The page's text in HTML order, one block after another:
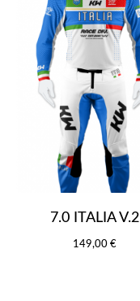
7.0 ITALIA V.2
149,00 €